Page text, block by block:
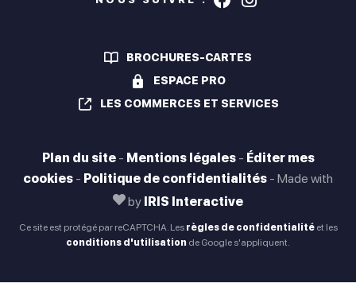
Samedi
Fermé
Toute l'année. Tous les jours.
Fermé lundi et dimanche.
BROCHURES-CARTES
ESPACE PRO
LES COMMERCES ET SERVICES
Plan du site - Mentions légales - Éditer mes
cookies - Politique de confidentialités - Made with
by IRIS Interactive
Ce site est protégé par reCAPTCHA. Les règles de confidentialitéet les
conditions d'utilisation de Google s'appliquent.